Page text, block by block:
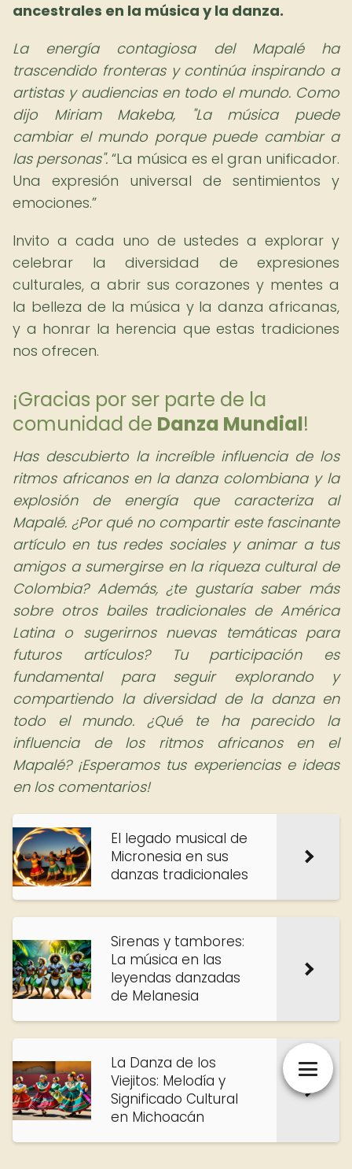
ancestrales en la música y la danza.
La energía contagiosa del Mapalé ha
trascendido fronteras y continúa inspirando a
artistas y audiencias en todo el mundo. Como
dijo Miriam Makeba, "La música puede
cambiar el mundo porque puede cambiar a
las personas". La música es el gran unificador.
Una expresión universal de sentimientos y
emociones.
Invito a cada uno de ustedes a explorar y
celebrar la diversidad de expresiones
culturales, a abrir sus corazones y mentes a
la belleza de la música y la danza africanas,
y a honrar la herencia que estas tradiciones
nos ofrecen.
¡Gracias por ser parte de la
comunidad de Danza Mundial!
Has descubierto la increíble influencia de los
ritmos africanos en la danza colombiana y la
explosión de energía que caracteriza al
Mapalé. ¿Por qué no compartir este fascinante
artículo en tus redes sociales y animar a tus
amigos a sumergirse en la riqueza cultural de
Colombia? Además, ¿te gustaría saber más
sobre otros bailes tradicionales de América
Latina o sugerirnos nuevas temáticas para
futuros artículos? Tu participación es
fundamental para seguir explorando y
compartiendo la diversidad de la danza en
todo el mundo. ¿Qué te ha parecido la
influencia de los ritmos africanos en el
Mapalé? ¡Esperamos tus experiencias e ideas
en los comentarios!
El legado musical de
Micronesia en sus
danzas tradicionales
Sirenas y tambores:
La música en las
leyendas danzadas
de Melanesia
La Danza de los
Viejitos: Melodía y
Significado Cultural
en Michoacán